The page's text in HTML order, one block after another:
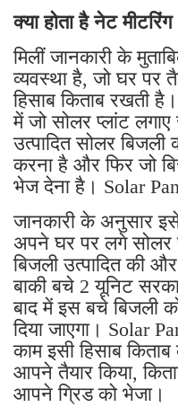
क्या होता है नेट मीटरिंग
मिलीं जानकारी के
व्यवस्था है, जो घर पर
हिसाब किताब रखती
में जो सोलर प्लांट
उत्पादित सोलर
करना है और फिर जो
भेज देना है। Solar
जानकारी के अनुसार
अपने घर पर लगे सोलर
बिजली उत्पादित की
बाकी बचे 2 यूनिट
बाद में इस बचे बिजली
दिया जाएगा। Solar
काम इसी हिसाब
आपने तैयार किया,
आपने ग्रिड को भेजा।